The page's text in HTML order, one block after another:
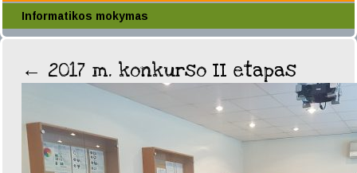
Informatikos mokymas
← 2017 m. konkurso II etapas